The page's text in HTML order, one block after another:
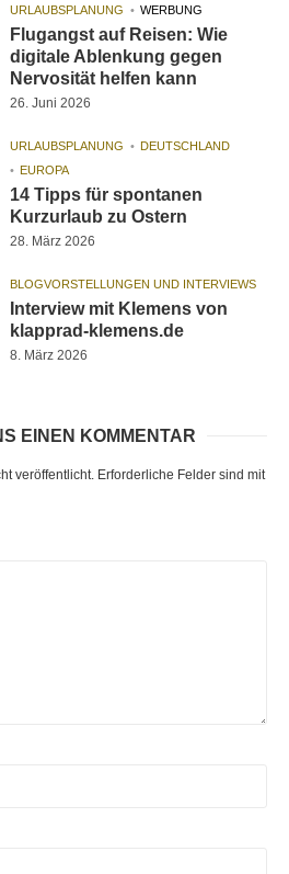
URLAUBSPLANUNG WERBUNG
Flugangst auf Reisen: Wie
digitale Ablenkung gegen
Nervosität helfen kann
26. Juni 2026
URLAUBSPLANUNG
DEUTSCHLAND
EUROPA
14 Tipps für spontanen
Kurzurlaub zu Ostern
28. März 2026
BLOGVORSTELLUNGEN UND INTERVIEWS
Interview mit Klemens von
klapprad-klemens.de
8. März 2026
EINEN KOMMENTAR
veröffentlicht. Erforderliche Felder sind mit